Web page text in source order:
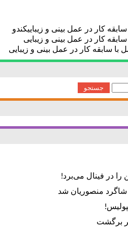
کار در عمل بینی و زیباییکندو
کار در عمل بینی و زیبایی
با سابقه کار در عمل بینی و زیبایی
را در فینال می‌برد!
منصوریان شد
برگشت